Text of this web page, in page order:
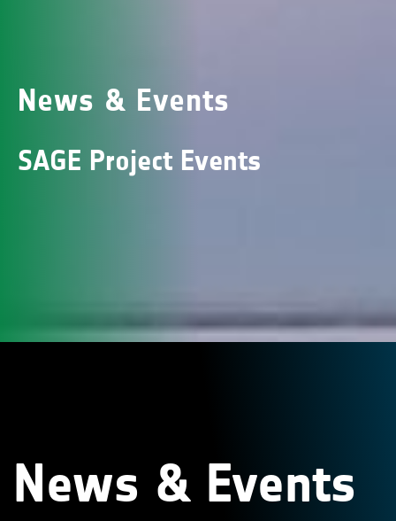
News & Events
SAGE Project Events
News & Events